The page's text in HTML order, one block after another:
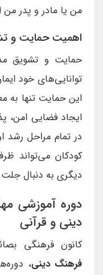
من یا مادر و پدر
اهمیت حمایت و
حمایت و تشویق
توانایی‌های خود
این حمایت تنها به
ایجاد فضایی
در تمام مراحل
کودکان می‌تواند
دیگری به دنبال
دوره آموزشی
دینی و قرآنی
کانون فرهنگی
فرهنگ دینی،